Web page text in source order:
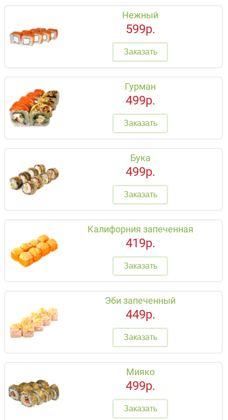
Нежный
599р.
Заказать
Гурман
499р.
Заказать
Бука
499р.
Заказать
Калифорния запеченная
419р.
Заказать
Эби запеченный
449р.
Заказать
Мияко
499р.
Заказать